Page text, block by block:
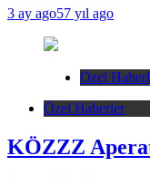
3 ay ago57 yıl ago
Özel
Özel Haberler
KÖZZZ